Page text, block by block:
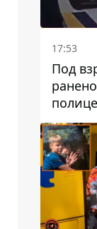
17:53
Под
на